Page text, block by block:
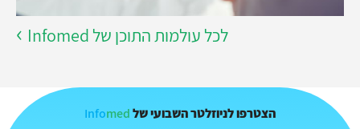
לכל עולמות התוכן של Infomed
הצטרפו לניוזלטר השבועי של Infomed